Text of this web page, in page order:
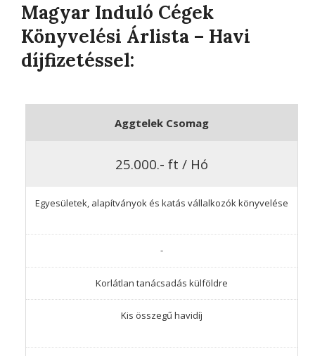
Magyar Induló Cégek
Könyvelési Árlista – Havi
díjfizetéssel:
Aggtelek Csomag
25.000.- ft / Hó
Egyesületek, alapítványok és katás vállalkozók könyvelése
-
Korlátlan tanácsadás külföldre
Kis összegű havidíj